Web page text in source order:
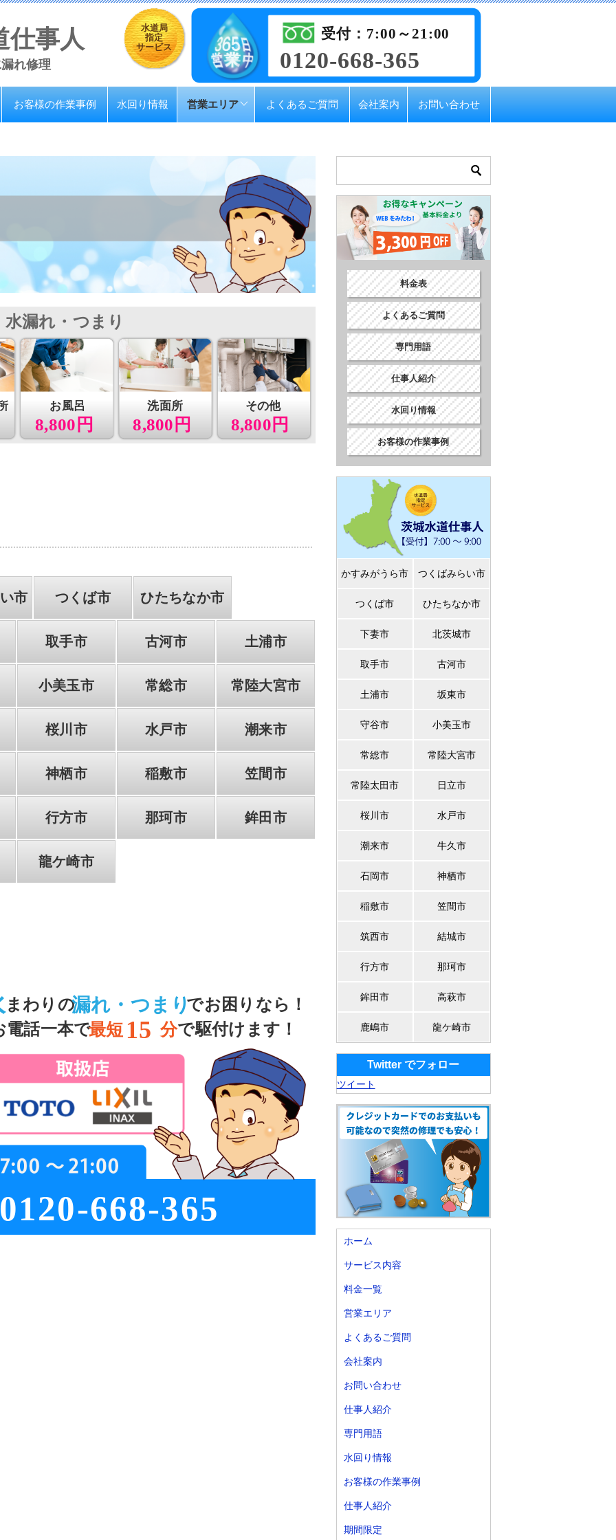
仕事人
れ修理
水道局
指定
サービス 0120-668-365
受付：7:00～21:00
お客様の作業事例 水回り情報 営業エリア よくあるご質問 会社案内 お問い合わせ
お風呂
8,800円
洗面所
8,800円
その他
8,800円
水漏れ・つまり
市 つくば市 ひたちなか市
取手市 古河市 土浦市
小美玉市 常総市 常陸大宮市
桜川市 水戸市 潮来市
神栖市 稲敷市 笠間市
行方市 那珂市 鉾田市
龍ケ崎市
0120-668-365
まわりの漏れ・つまりでお困りなら！
電話一本で最短 分で駆付けます！
15
料金表
よくあるご質問
専門用語
仕事人紹介
水回り情報
お客様の作業事例
かすみがうら市 つくばみらい市
つくば市 ひたちなか市
下妻市 北茨城市
取手市 古河市
土浦市 坂東市
守谷市 小美玉市
常総市 常陸大宮市
常陸太田市 日立市
桜川市 水戸市
潮来市 牛久市
石岡市 神栖市
稲敷市 笠間市
筑西市 結城市
行方市 那珂市
鉾田市 高萩市
鹿嶋市 龍ケ崎市
Twitter でフォロー
ツイート
ホーム
サービス内容
料金一覧
営業エリア
よくあるご質問
会社案内
お問い合わせ
仕事人紹介
専門用語
水回り情報
お客様の作業事例
仕事人紹介
期間限定